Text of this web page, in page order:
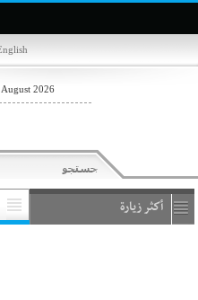
2026
أكثر زيارة